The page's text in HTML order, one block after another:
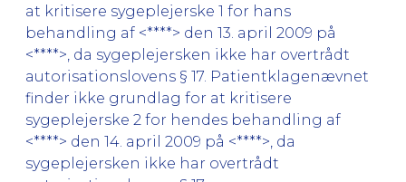
at kritisere sygeplejerske 1 for hans
behandling af <****> den 13. april 2009 på
<****>, da sygeplejersken ikke har overtrådt
autorisationslovens § 17. Patientklagenævnet
finder ikke grundlag for at kritisere
sygeplejerske 2 for hendes behandling af
<****> den 14. april 2009 på <****>, da
sygeplejersken ikke har overtrådt